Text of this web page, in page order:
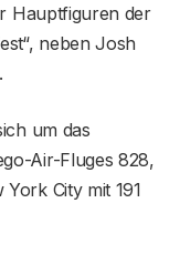
Hauptfiguren der
neben Josh
um das
Air-Fluges 828,
City mit 191